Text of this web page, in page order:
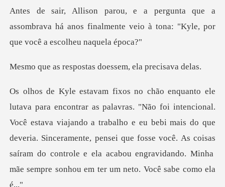
a
assombrava há anos finalmente veio à tona:
ostas doessem, el
Você estava viajando a trabalho e eu bebi mais do que
deveria. Sinceramente, pensei que fosse você. As coisas